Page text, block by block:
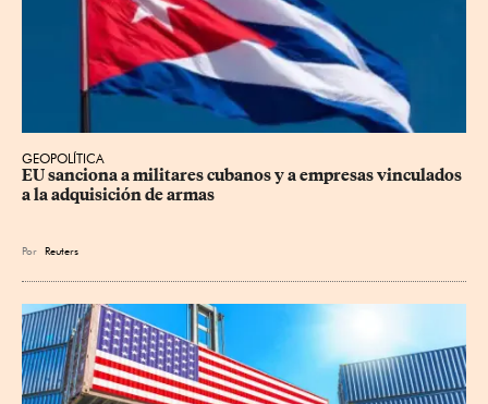
GEOPOLÍTICA
EU sanciona a militares cubanos y a empresas vinculados
a la adquisición de armas
Por Reuters